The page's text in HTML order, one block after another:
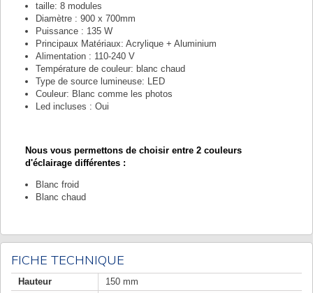
taille: 8 modules
Diamètre : 900 x 700mm
Puissance : 135 W
Principaux Matériaux: Acrylique + Aluminium
Alimentation : 110-240 V
Température de couleur: blanc chaud
Type de source lumineuse: LED
Couleur: Blanc comme les photos
Led incluses : Oui
Nous vous permettons de choisir entre 2 couleurs
d'éclairage différentes :
Blanc froid
Blanc chaud
FICHE TECHNIQUE
Hauteur
150 mm